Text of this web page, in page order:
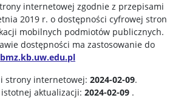
internetowej zgodnie z przepisami
2019 r. o dostępności cyfrowej stron
mobilnych podmiotów publicznych.
dostępności ma zastosowanie do
bmz.kb.uw.edu.pl
strony internetowej: 2024-02-09.
aktualizacji: 2024-02-09 .